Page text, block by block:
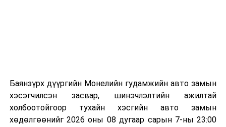
болон дулааны эрчим хүч үйлдвэрлэхэд ашиглаж
болдог. Зарим технологийн хувьд шаталтын дараа
үлдэх үнснээс фосфор зэрэг ашигт эрдсийг сэргээн
авах боломжтой аж.
Баянзүрх дүүргийн Монелийн гудамжийн авто замын
хэсэгчилсэн засвар, шинэчлэлтийн ажилтай
холбоотойгоор тухайн хэсгийн авто замын
хөдөлгөөнийг 2026 оны 08 дугаар сарын 7-ны 23:00